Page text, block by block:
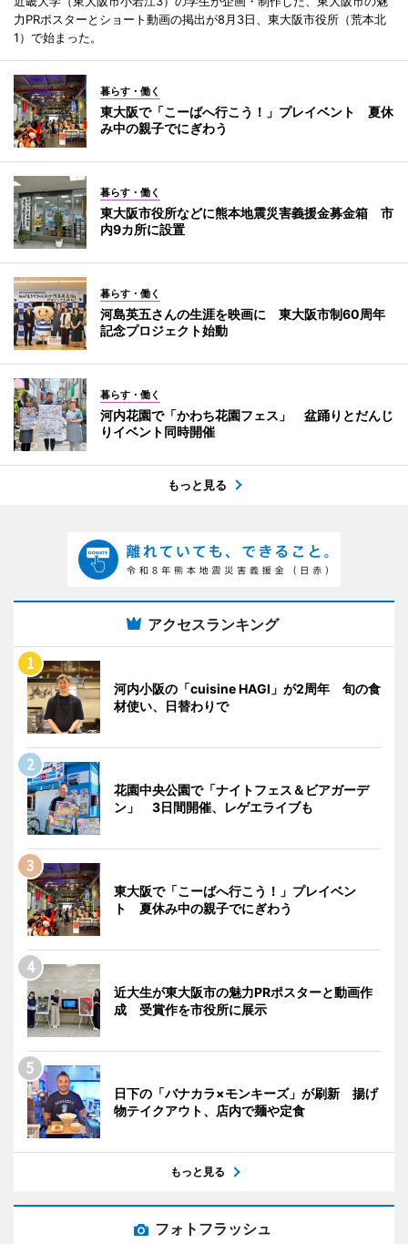
力PRポスターとショート動画の掲出が8月3日、東大阪市役所（荒本北
1）で始まった。
暮らす・働く
東大阪で「こーばへ行こう！」プレイベント 夏休
み中の親子でにぎわう
暮らす・働く
東大阪市役所などに熊本地震災害義援金募金箱 市
内9カ所に設置
暮らす・働く
河島英五さんの生涯を映画に 東大阪市制60周年
記念プロジェクト始動
暮らす・働く
河内花園で「かわち花園フェス」 盆踊りとだんじ
りイベント同時開催
もっと見る
アクセスランキング
河内小阪の「cuisine HAGI」が2周年 旬の食
材使い、日替わりで
花園中央公園で「ナイトフェス＆ビアガーデ
ン」 3日間開催、レゲエライブも
東大阪で「こーばへ行こう！」プレイベン
ト 夏休み中の親子でにぎわう
近大生が東大阪市の魅力PRポスターと動画作
成 受賞作を市役所に展示
日下の「バナカラ×モンキーズ」が刷新 揚げ
物テイクアウト、店内で麺や定食
もっと見る
フォトフラッシュ